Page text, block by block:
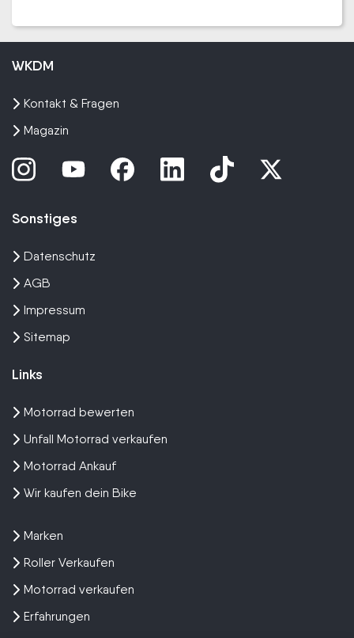
WKDM
Kontakt & Fragen
Magazin
Sonstiges
Datenschutz
AGB
Impressum
Sitemap
Links
Motorrad bewerten
Unfall Motorrad verkaufen
Motorrad Ankauf
Wir kaufen dein Bike
Marken
Roller Verkaufen
Motorrad verkaufen
Erfahrungen